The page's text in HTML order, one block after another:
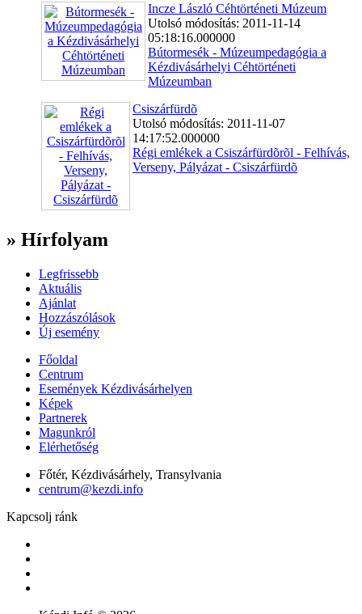
Incze László Céhtörténeti Múzeum
Utolsó módosítás: 2011-11-14
05:18:16.000000
Bútormesék - Múzeumpedagógia a
Kézdivásárhelyi Céhtörténeti
Múzeumban
Csiszárfürdõ
Utolsó módosítás: 2011-11-07
14:17:52.000000
Régi emlékek a Csiszárfürdõrõl - Felhívás,
Verseny, Pályázat - Csiszárfürdõ
» Hírfolyam
Legfrissebb
Aktuális
Ajánlat
Hozzászólások
Új esemény
Főoldal
Centrum
Események Kézdivásárhelyen
Képek
Partnerek
Magunkról
Elérhetőség
Főtér, Kézdivásárhely, Transylvania
centrum@kezdi.info
Kapcsolj ránk